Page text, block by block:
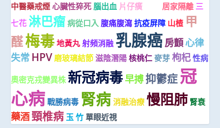
中醫藥戒煙 心臟性猝死 腦出血 片仔癀 居家隔離 三
七花 淋巴瘤 病從口入 腹痛腹瀉 抗疫屏障 山楂 甲
醛梅毒 地黃丸 射頻消融 乳腺癌房顫心律
失常 HPV磨玻璃結節 滋陰潛陽 核桃仁 麥芽 枸杞性病
奧密克戎變異株 新冠病毒早搏抑鬱症冠
心病 戰勝病毒 腎病 消融治療 慢阻肺 腎衰
藥酒頸椎病 玉 竹 單眼近視